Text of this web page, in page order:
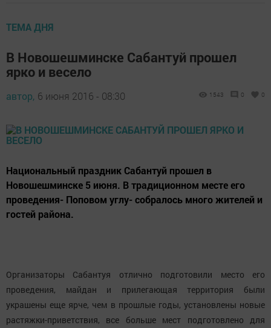
ТЕМА ДНЯ
В Новошешминске Сабантуй прошел
ярко и весело
автор, 6 июня 2016 - 08:30 1543 0 0
Национальный праздник Сабантуй прошел в
Новошешминске 5 июня. В традиционном месте его
проведения- Поповом углу- собралось много жителей и
гостей района.
Организаторы Сабантуя отлично подготовили место его
проведения, майдан и прилегающая территория были
украшены еще ярче, чем в прошлые годы, установлены новые
растяжки-приветствия, все больше мест подготовлено для